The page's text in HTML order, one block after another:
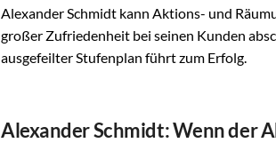
Alexander Schmidt kann Aktions- und
großer Zufriedenheit bei seinen Kunden
ausgefeilter Stufenplan führt zum Erfolg.
Alexander Schmidt: Wenn der